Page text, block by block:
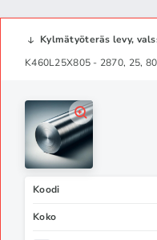
Kylmätyöteräs levy,
K460L25X805 - 2870, 25,
Koodi
Koko